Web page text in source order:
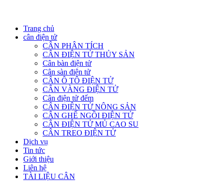
Trang chủ
cân điện tử
CÂN PHÂN TÍCH
CÂN ĐIỆN TỬ THỦY SẢN
Cân bàn điện tử
Cân sàn điện tử
CÂN Ô TÔ ĐIỆN TỬ
CÂN VÀNG ĐIỆN TỬ
Cân điện tử đếm
CÂN ĐIỆN TỬ NÔNG SẢN
CÂN GHẾ NGỒI ĐIỆN TỬ
CÂN ĐIỆN TỬ MỦ CAO SU
CÂN TREO ĐIỆN TỬ
Dịch vụ
Tin tức
Giới thiệu
Liên hệ
TÀI LIỆU CÂN